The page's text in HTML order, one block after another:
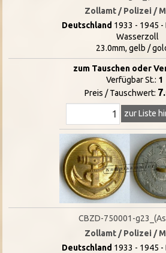
Zollamt / Polizei /
Deutschland 1933 - 1945 -
Wasserzoll
23.0mm, gelb /
zum Tauschen oder
Verfügbar St.: 1
Preis / Tauschwert:
zur Liste
CBZD-750001-
Zollamt / Polizei /
Deutschland 1933 - 1945 -